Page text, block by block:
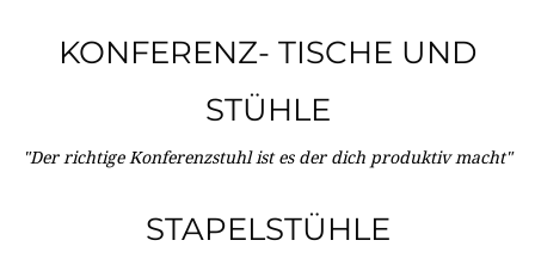
KONFERENZ- TISCHE UND
STÜHLE
"Der richtige Konferenzstuhl ist es der dich produktiv macht"
STAPELSTÜHLE